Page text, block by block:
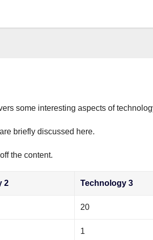
some interesting aspects of
briefly discussed here.
the content.
2 Technology 3
20
1